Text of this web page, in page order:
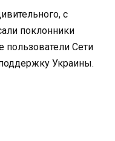
с
поклонники
пользователи Сети
Украины.